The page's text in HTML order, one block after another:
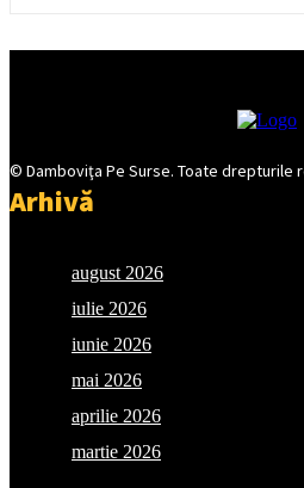
© Damboviţa Pe Surse. Toate drepturile
Arhivă
august 2026
iulie 2026
iunie 2026
mai 2026
aprilie 2026
martie 2026